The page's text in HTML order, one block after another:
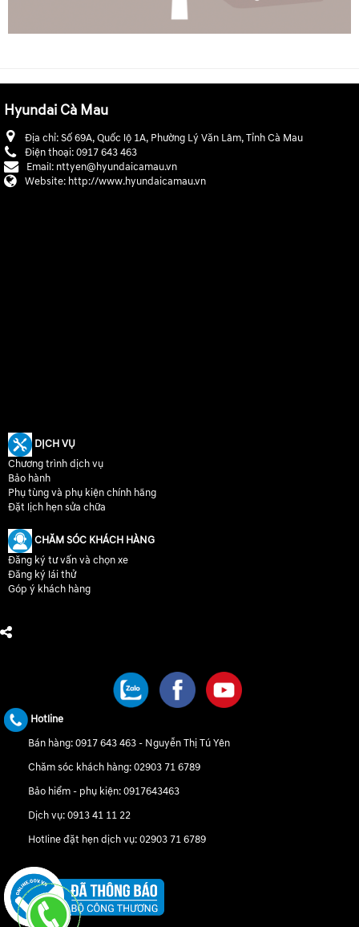
Hyundai Cà Mau
Địa chỉ:Số 69A, Quốc lộ 1A, Phường Lý Văn Lâm, Tỉnh Cà Mau
Điện thoại:0917 643 463
Email: nttyen@hyundaicamau.vn
Website: http://www.hyundaicamau.vn
DỊCH VỤ
Chương trình dịch vụ
Bảo hành
Phụ tùng và phụ kiện chính hãng
Đặt lịch hẹn sửa chữa
CHĂM SÓC KHÁCH HÀNG
Đăng ký tư vấn và chọn xe
Đăng ký lái thử
Góp ý khách hàng
Hotline
Bán hàng:0917 643 463 - Nguyễn Thị Tú Yên
Chăm sóc khách hàng:02903 71 6789
Bảo hiểm - phụ kiện:0917643463
Dịch vụ:0913 41 11 22
Hotline đặt hẹn dịch vụ:02903 71 6789